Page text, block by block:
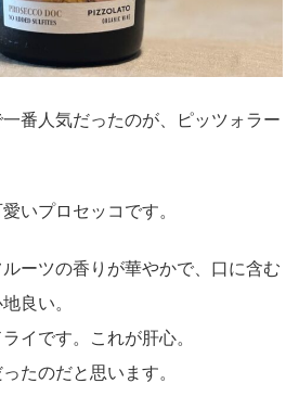
番人気だったのが、ピッツォラー
いプロセッコです。
ーツの香りが華やかで、口に含む
良い。
イです。これが肝心。
たのだと思います。